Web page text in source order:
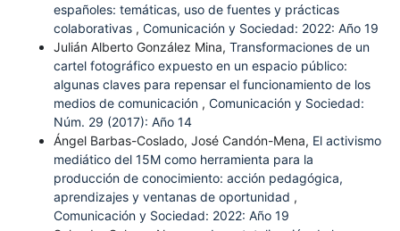
españoles: temáticas, uso de fuentes y prácticas
colaborativas , Comunicación y Sociedad: 2022: Año 19
Julián Alberto González Mina, Transformaciones de un
cartel fotográfico expuesto en un espacio público:
algunas claves para repensar el funcionamiento de los
medios de comunicación , Comunicación y Sociedad:
Núm. 29 (2017): Año 14
Ángel Barbas-Coslado, José Candón-Mena, El activismo
mediático del 15M como herramienta para la
producción de conocimiento: acción pedagógica,
aprendizajes y ventanas de oportunidad ,
Comunicación y Sociedad: 2022: Año 19